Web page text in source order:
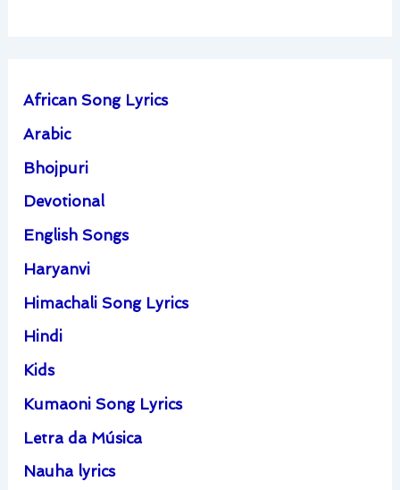
African Song Lyrics
Arabic
Bhojpuri
Devotional
English Songs
Haryanvi
Himachali Song Lyrics
Hindi
Kids
Kumaoni Song Lyrics
Letra da Música
Nauha lyrics